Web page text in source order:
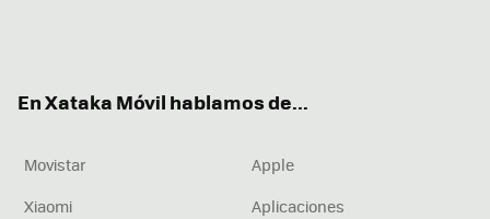
En Xataka Móvil hablamos de...
Movistar
Apple
Xiaomi
Aplicaciones